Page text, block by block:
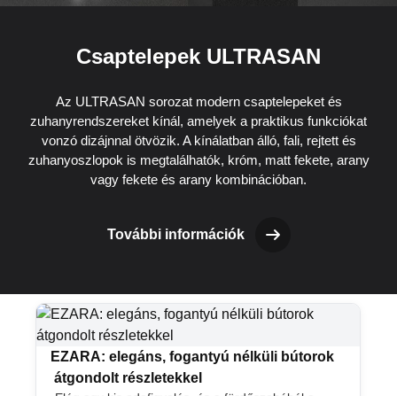
Csaptelepek ULTRASAN
Az ULTRASAN sorozat modern csaptelepeket és
zuhanyrendszereket kínál, amelyek a praktikus funkciókat
vonzó dizájnnal ötvözik. A kínálatban álló, fali, rejtett és
zuhanyoszlopok is megtalálhatók, króm, matt fekete, arany
vagy fekete és arany kombinációban.
További információk
EZARA: elegáns, fogantyú nélküli bútorok
átgondolt részletekkel